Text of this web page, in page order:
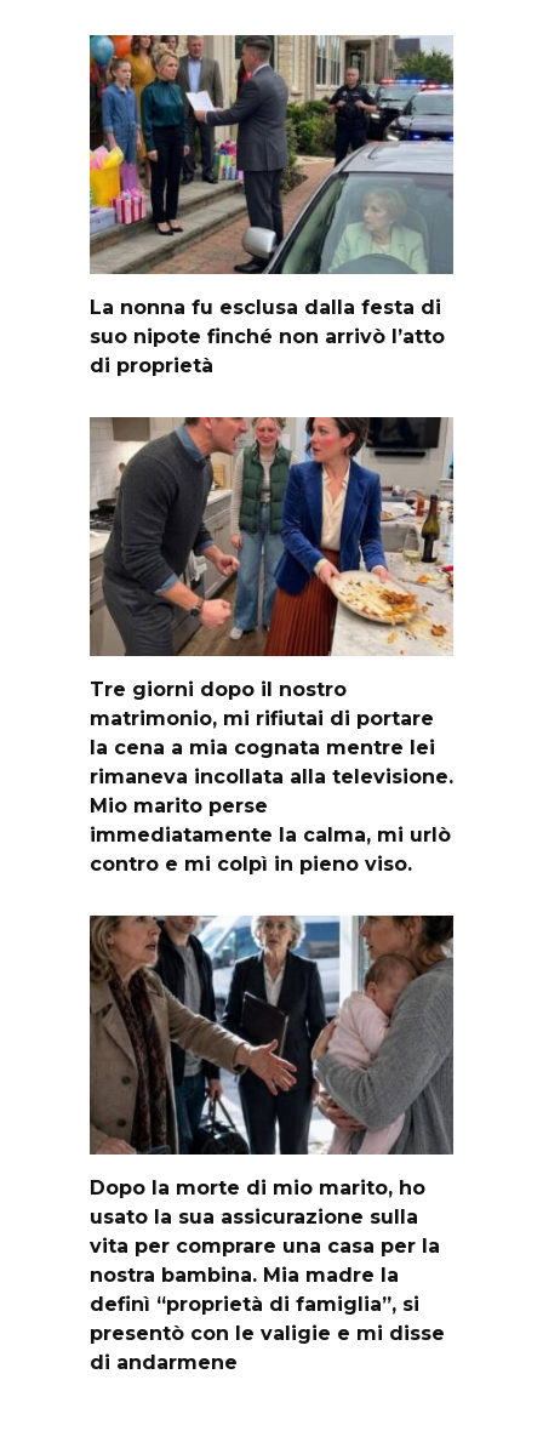
La nonna fu esclusa dalla festa di
suo nipote finché non arrivò l’atto
di proprietà
Tre giorni dopo il nostro
matrimonio, mi rifiutai di portare
la cena a mia cognata mentre lei
rimaneva incollata alla televisione.
Mio marito perse
immediatamente la calma, mi urlò
contro e mi colpì in pieno viso.
Dopo la morte di mio marito, ho
usato la sua assicurazione sulla
vita per comprare una casa per la
nostra bambina. Mia madre la
definì “proprietà di famiglia”, si
presentò con le valigie e mi disse
di andarmene